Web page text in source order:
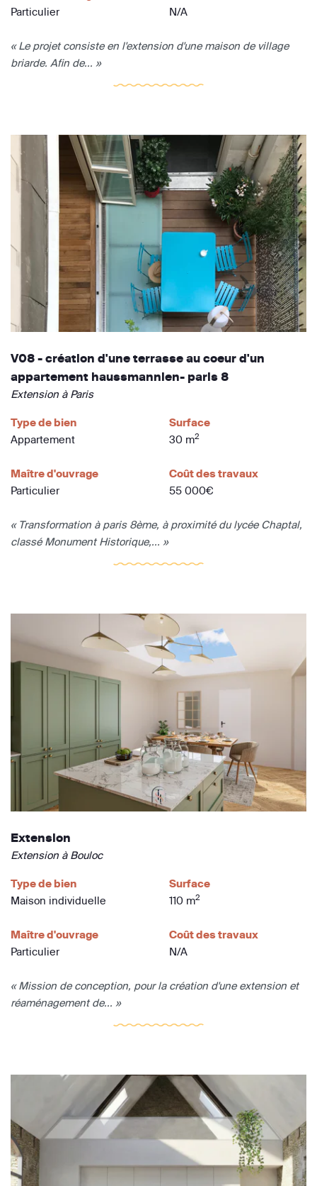
Particulier
N/A
« Le projet consiste en l'extension d'une maison de village
briarde. Afin de... »
V08 - création d'une terrasse au coeur d'un
appartement haussmannien- paris 8
Extension à Paris
Type de bien
Appartement
Surface
30 m2
Maître d'ouvrage
Particulier
Coût des travaux
55 000€
« Transformation à paris 8ème, à proximité du lycée Chaptal,
classé Monument Historique,... »
Extension
Extension à Bouloc
Type de bien
Maison individuelle
Surface
110 m2
Maître d'ouvrage
Particulier
Coût des travaux
N/A
« Mission de conception, pour la création d'une extension et
réaménagement de... »